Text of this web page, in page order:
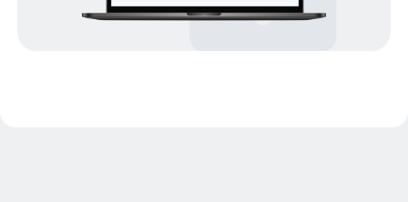
Рефинансирование